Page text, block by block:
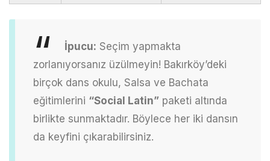
İpucu: Seçim yapmakta
zorlanıyorsanız üzülmeyin! Bakırköy’deki
birçok dans okulu, Salsa ve Bachata
eğitimlerini “Social Latin” paketi altında
birlikte sunmaktadır. Böylece her iki dansın
da keyfini çıkarabilirsiniz.